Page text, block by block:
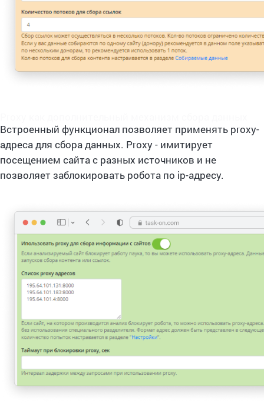
Встроенный функционал позволяет применять proxy-
адреса для сбора данных. Proxy - имитирует
посещением сайта с разных источников и не
позволяет заблокировать робота по ip-адресу.